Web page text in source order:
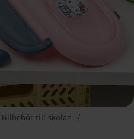
Tillbehör till skolan